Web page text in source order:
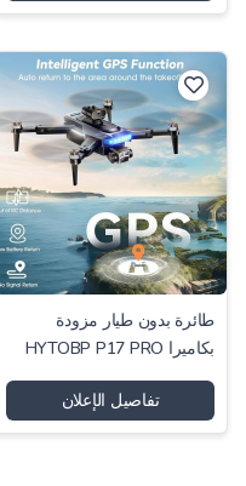
طائرة بدون طيار مزودة
بكاميرا HYTOBP P17 PRO
تفاصيل الإعلان